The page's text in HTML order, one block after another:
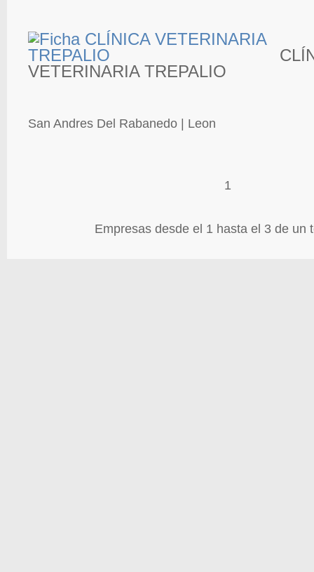
VETERINARIA TREPALIO
San Andres Del Rabanedo | Leon
1
Empresas desde el 1 hasta el 3 de un